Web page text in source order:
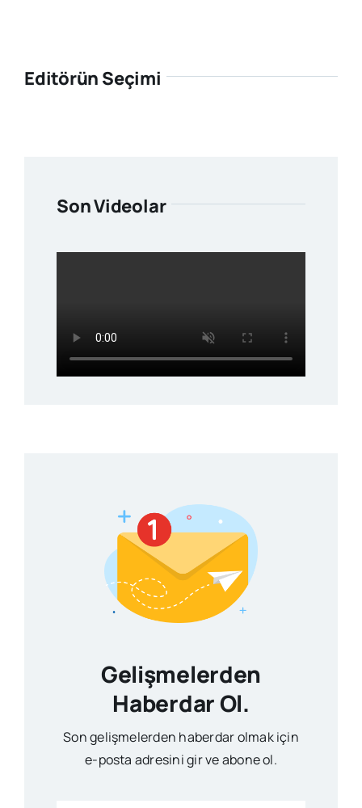
Editörün Seçimi
Son Videolar
Gelişmelerden
Haberdar Ol.
Son gelişmelerden haberdar olmak için
e-posta adresini gir ve abone ol.